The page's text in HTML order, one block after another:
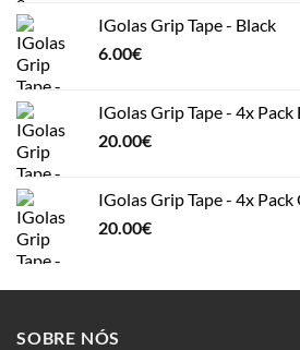
IGolas Grip Tape - Black
6.00€
IGolas Grip Tape - 4x Pack
20.00€
IGolas Grip Tape - 4x
20.00€
SOBRE NÓS